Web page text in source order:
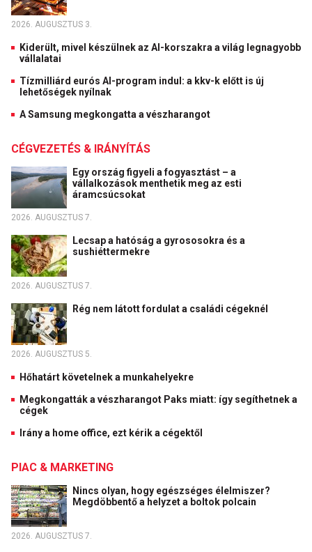
2026. AUGUSZTUS 3.
Kiderült, mivel készülnek az AI-korszakra a világ legnagyobb
vállalatai
Tízmilliárd eurós AI-program indul: a kkv-k előtt is új
lehetőségek nyílnak
A Samsung megkongatta a vészharangot
CÉGVEZETÉS & IRÁNYÍTÁS
Egy ország figyeli a fogyasztást – a
vállalkozások menthetik meg az esti
áramcsúcsokat
2026. AUGUSZTUS 7.
Lecsap a hatóság a gyrososokra és a
sushiéttermekre
2026. AUGUSZTUS 7.
Rég nem látott fordulat a családi cégeknél
2026. AUGUSZTUS 5.
Hőhatárt követelnek a munkahelyekre
Megkongatták a vészharangot Paks miatt: így segíthetnek a
cégek
Irány a home office, ezt kérik a cégektől
PIAC & MARKETING
Nincs olyan, hogy egészséges élelmiszer?
Megdöbbentő a helyzet a boltok polcain
2026. AUGUSZTUS 7.